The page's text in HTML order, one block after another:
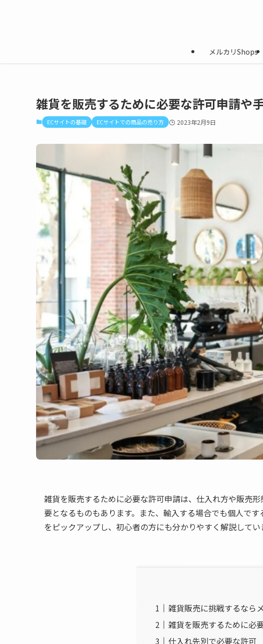
メルカリShops
雑貨を販売するために必要な許可申請や
ECサイトの基礎 ECサイトでの商品の売り方 2023年2月9日
雑貨を販売するために必要な許可申請は、仕入れ方や販売
要となるものもあります。また、輸入する場合でも個人で
をピックアップし、初心者の方にも分かりやすく解説してい
雑貨販売に挑戦するなら
雑貨を販売するために必
仕入れ先別で必要な許可